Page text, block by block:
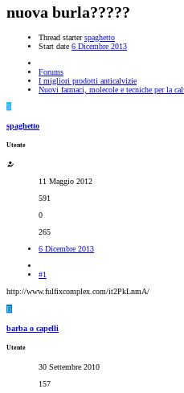
nuova burla?????
Thread starter spaghetto
Start date 6 Dicembre 2013
Forums
I migliori prodotti anticalvizie
Nuovi farmaci, molecole e tecniche per la
S
spaghetto
Utente
11 Maggio 2012
591
0
265
6 Dicembre 2013
#1
http://www.fulfixcomplex.com/it2PkLnmA/
B
barba o capelli
Utente
30 Settembre 2010
157